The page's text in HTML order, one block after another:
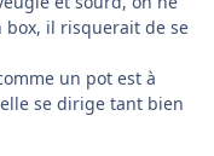
box, il risquerait de se
un pot est à
se dirige tant bien